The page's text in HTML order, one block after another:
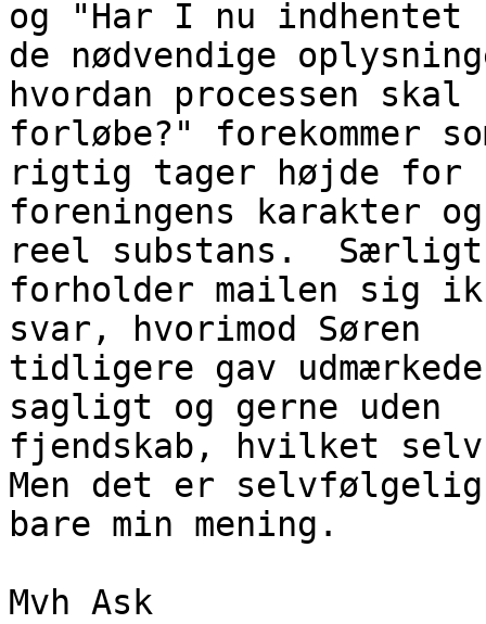
og "Har I nu indhentet
de nødvendige
hvordan processen skal
forløbe?" forekommer
rigtig tager højde for
foreningens karakter
reel substans.  Særligt
forholder mailen sig
svar, hvorimod Søren
tidligere gav
sagligt og gerne uden
fjendskab, hvilket
Men det er selvfølgelig
bare min mening.
Mvh Ask